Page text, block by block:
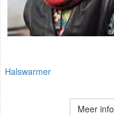
Halswarmer
Meer info